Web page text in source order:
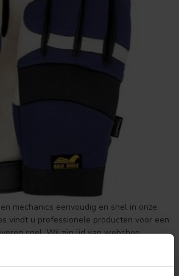
mechanics eenvoudig en snel in onze
vindt u professionele producten voor een
snel. Wij zijn lid van webshop
kopen bij Degros veilig en betrouwbaar.
en wat zijn de levertijden?